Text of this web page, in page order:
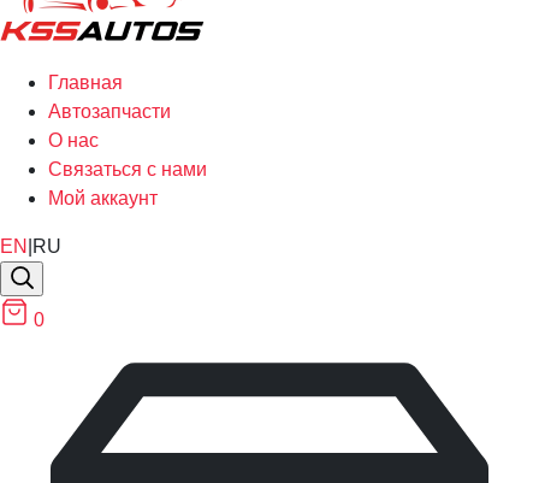
Главная
Автозапчасти
О нас
Связаться с нами
Мой аккаунт
EN RU
0